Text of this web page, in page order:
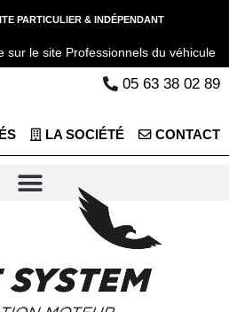
PARTICULIER & INDÉPENDANT
sur le site Professionnels du véhicule
05 63 38 02 89
LA SOCIÉTÉ CONTACT